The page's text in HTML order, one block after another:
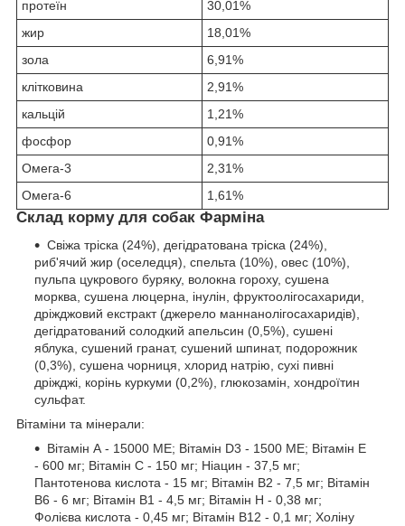
протеїн
30,01%
жир
18,01%
зола
6,91%
клітковина
2,91%
кальцій
1,21%
фосфор
0,91%
Омега-3
2,31%
Омега-6
1,61%
Склад корму для собак Фарміна
Свіжа тріска (24%), дегідратована тріска (24%),
риб'ячий жир (оселедця), спельта (10%), овес (10%),
пульпа цукрового буряку, волокна гороху, сушена
морква, сушена люцерна, інулін, фруктоолігосахариди,
дріжджовий екстракт (джерело маннанолігосахаридів),
дегідратований солодкий апельсин (0,5%), сушені
яблука, сушений гранат, сушений шпинат, подорожник
(0,3%), сушена чорниця, хлорид натрію, сухі пивні
дріжджі, корінь куркуми (0,2%), глюкозамін, хондроїтин
сульфат.
Вітаміни та мінерали:
Вітамін А - 15000 ME; Вітамін D3 - 1500 ME; Вітамін Е
- 600 мг; Вітамін С - 150 мг; Ніацин - 37,5 мг;
Пантотенова кислота - 15 мг; Вітамін В2 - 7,5 мг; Вітамін
В6 - 6 мг; Вітамін B1 - 4,5 мг; Вітамін H - 0,38 мг;
Фолієва кислота - 0,45 мг; Вітамін B12 - 0,1 мг; Холіну